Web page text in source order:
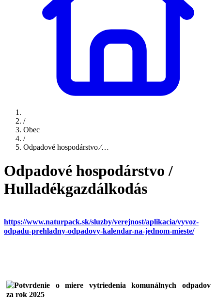
/
Obec
/
Odpadové hospodárstvo ⁄…
Odpadové hospodárstvo /
Hulladékgazdálkodás
https://www.naturpack.sk/sluzby/verejnost/aplikacia/vyvoz-
odpadu-prehladny-odpadovy-kalendar-na-jednom-mieste/